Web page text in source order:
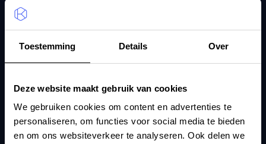
Toestemming Details Over
Deze website maakt gebruik van cookies
We gebruiken cookies om content en advertenties te
personaliseren, om functies voor social media te bieden
en om ons websiteverkeer te analyseren. Ook delen we
Steven Op de beeck
Software ontwikkelaar, architect en coach. Oog voor
detail.